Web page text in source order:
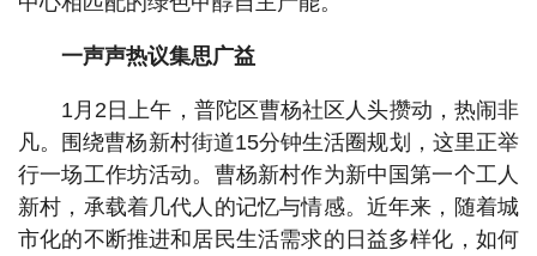
一声声热议集思广益
1月2日上午，普陀区曹杨社区人头攒动，热闹非
凡。围绕曹杨新村街道15分钟生活圈规划，这里正举
行一场工作坊活动。曹杨新村作为新中国第一个工人
新村，承载着几代人的记忆与情感。近年来，随着城
市化的不断推进和居民生活需求的日益多样化，如何